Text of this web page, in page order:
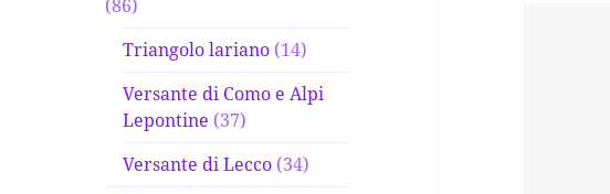
(86)
Triangolo lariano (14)
Versante di Como e Alpi
Lepontine (37)
Versante di Lecco (34)